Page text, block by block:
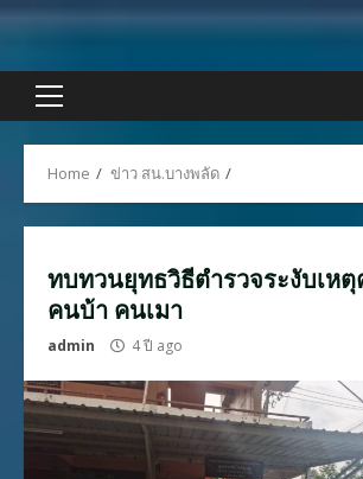
Skip
content
Primary
Home ข่าว สน.บางพลัด
ทบทวนยุทธวิธีตำรวจระงับเห
คนบ้า คนเมา
admin 4 ปี ago